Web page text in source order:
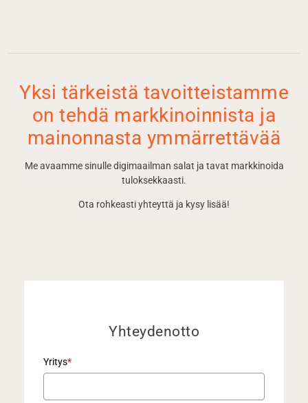
Yksi tärkeistä tavoitteistamme
on tehdä markkinoinnista ja
mainonnasta ymmärrettävää
Me avaamme sinulle digimaailman salat ja tavat markkinoida
tuloksekkaasti.
Ota rohkeasti yhteyttä ja kysy lisää!
Yhteydenotto
Yritys*